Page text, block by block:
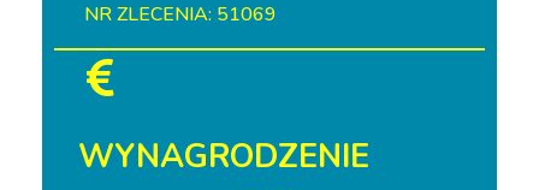
NR ZLECENIA: 51069
WYNAGRODZENIE